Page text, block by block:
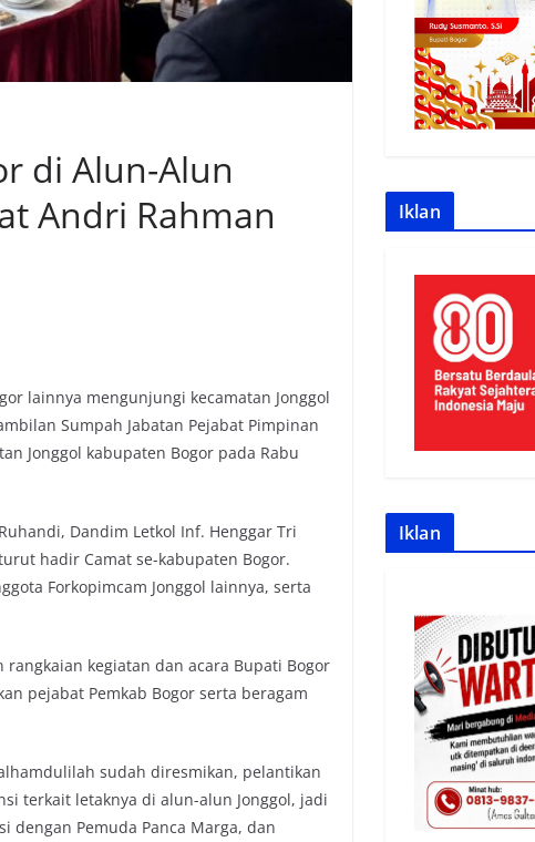
di Alun-Alun
Andri Rahman
lainnya mengunjungi kecamatan Jonggol
Sumpah Jabatan Pejabat Pimpinan
Jonggol kabupaten Bogor pada Rabu
Dandim Letkol Inf. Henggar Tri
hadir Camat se-kabupaten Bogor.
Forkopimcam Jonggol lainnya, serta
rangkaian kegiatan dan acara Bupati Bogor
pejabat Pemkab Bogor serta beragam
sudah diresmikan, pelantikan
terkait letaknya di alun-alun Jonggol, jadi
Pemuda Panca Marga, dan
Iklan
Iklan